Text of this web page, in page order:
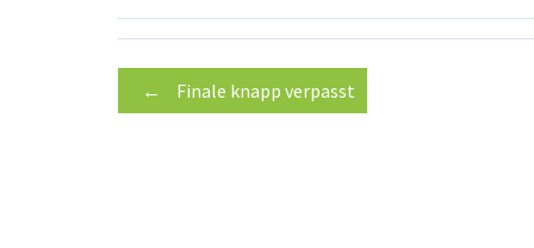
Post
← Finale knapp verpasst